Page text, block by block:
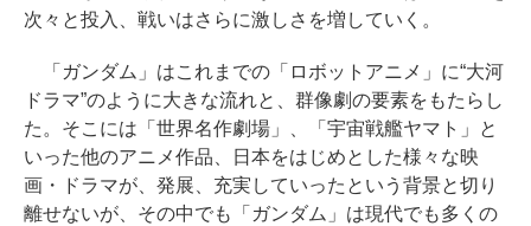
次々と投入、戦いはさらに激しさを増していく。
「ガンダム」はこれまでの「ロボットアニメ」に“大河
ドラマ”のように大きな流れと、群像劇の要素をもたらし
た。そこには「世界名作劇場」、「宇宙戦艦ヤマト」と
いった他のアニメ作品、日本をはじめとした様々な映
画・ドラマが、発展、充実していったという背景と切り
離せないが、その中でも「ガンダム」は現代でも多くの